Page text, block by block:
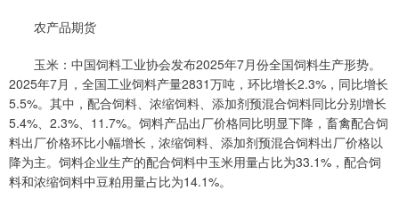
农产品期货
玉米：中国饲料工业协会发布2025年7月份全国饲料生产形势。
2025年7月，全国工业饲料产量2831万吨，环比增长2.3%，同比增长
5.5%。其中，配合饲料、浓缩饲料、添加剂预混合饲料同比分别增长
5.4%、2.3%、11.7%。饲料产品出厂价格同比明显下降，畜禽配合饲
料出厂价格环比小幅增长，浓缩饲料、添加剂预混合饲料出厂价格以
降为主。饲料企业生产的配合饲料中玉米用量占比为33.1%，配合饲
料和浓缩饲料中豆粕用量占比为14.1%。